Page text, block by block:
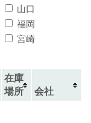
山口
福岡
宮崎
在庫
場所
会社